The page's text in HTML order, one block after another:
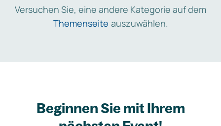
Versuchen Sie, eine andere Kategorie auf dem
Themenseite auszuwählen.
Beginnen Sie mit Ihrem